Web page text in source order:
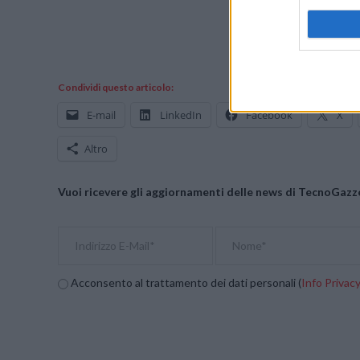
Condividi questo articolo:
E-mail LinkedIn Facebook X
Altro
Vuoi ricevere gli aggiornamenti delle news di
Acconsento al trattamento dei dati personali (Info Privacy